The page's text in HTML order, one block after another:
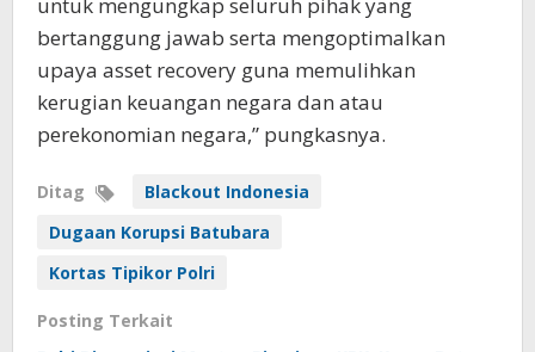
bertanggung jawab serta mengoptimalkan
upaya asset recovery guna memulihkan
kerugian keuangan negara dan atau
perekonomian negara,” pungkasnya.
Ditag
Blackout Indonesia
Dugaan Korupsi Batubara
Kortas Tipikor Polri
Posting Terkait